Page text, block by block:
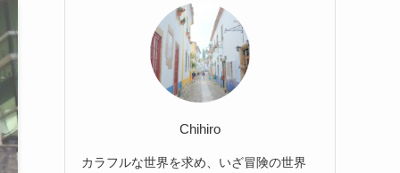
Chihiro
カラフルな世界を求め、いざ冒険の世界